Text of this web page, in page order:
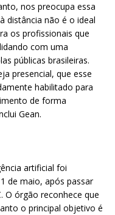
nos preocupa essa
distância não é o ideal
os profissionais que
com uma
públicas brasileiras.
presencial, que esse
habilitado para
de forma
Gean.
artificial foi
de maio, após passar
O órgão reconhece que
o principal objetivo é